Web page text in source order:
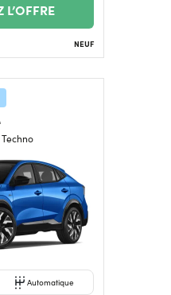
L’OFFRE
NEUF
Automatique